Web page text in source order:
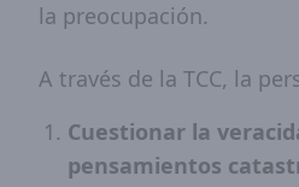
la preocupación.
A través de la TCC, la
Cuestionar la
pensamientos